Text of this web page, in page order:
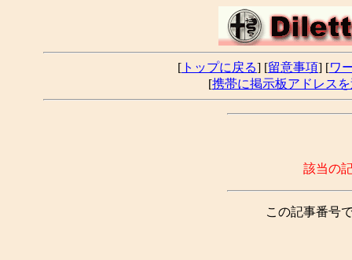
[ トップに戻る] [留意事項] [ワ
[携帯に掲示板アドレス
該当の
この記事番号